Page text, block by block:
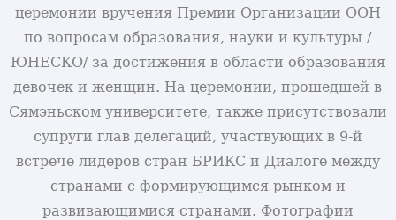
церемонии вручения Премии Организации ООН
по вопросам образования, науки и культуры /
ЮНЕСКО/ за достижения в области образования
девочек и женщин. На церемонии, прошедшей в
Сямэньском университете, также присутствовали
супруги глав делегаций, участвующих в 9-й
встрече лидеров стран БРИКС и Диалоге между
странами с формирующимся рынком и
развивающимися странами. Фотографии